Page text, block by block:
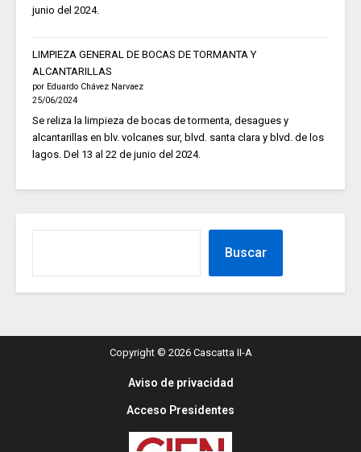
junio del 2024.
LIMPIEZA GENERAL DE BOCAS DE TORMANTA Y
ALCANTARILLAS
por Eduardo Chávez Narvaez
25/06/2024
Se reliza la limpieza de bocas de tormenta, desagues y
alcantarillas en blv. volcanes sur, blvd. santa clara y blvd. de los
lagos. Del 13 al 22 de junio del 2024.
Buscar
Copyright © 2026 Cascatta II-A
Aviso de privacidad
Acceso Presidentes